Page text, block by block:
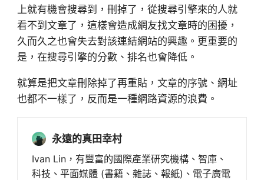
上就有機會搜尋到，刪掉了，從搜尋引擎來的人就
看不到文章了，這樣會造成網友找文章時的困擾，
久而久之也會失去對該連結網站的興趣。更重要的
是，在搜尋引擎的分數、排名也會降低。
就算是把文章刪除掉了再重貼，文章的序號、網址
也都不一樣了，反而是一種網路資源的浪費。
永遠的真田幸村
Ivan Lin，有豐富的國際產業研究機構、智庫、
科技、平面媒體 (書籍、雜誌、報紙)、電子廣電